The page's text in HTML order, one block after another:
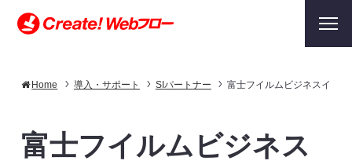
Home 導入・サポート SIパートナー 富士フイルムビジネスイノ
富士フイルムビジネス